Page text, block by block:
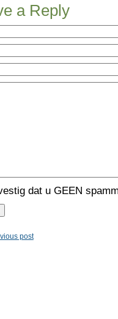
a Reply
dat u GEEN
post